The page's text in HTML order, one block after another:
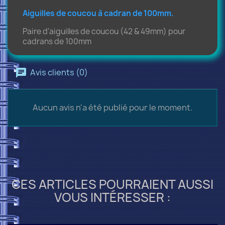
Aiguilles de coucou à cadran de 100mm.
Paire d'aiguilles de coucou (42 & 49mm) pour
cadrans de 100mm
Avis clients (0)
Aucun avis n'a été publié pour le moment.
CES ARTICLES POURRAIENT AUSSI
VOUS INTÉRESSER :